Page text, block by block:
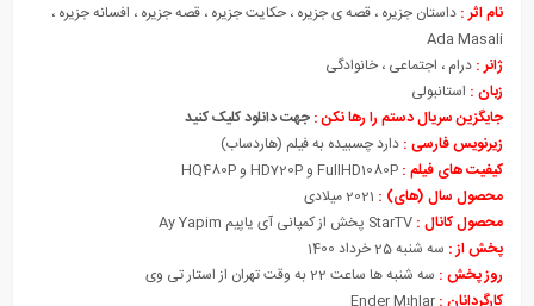
نام اثر :داستان جزیره ، قصه ی جزیره ، حکایت جزیره ، قصه جزیره ، افسانه جزیره ،
Ada Masali
ژانر : درام ، اجتماعی ، خانوادگی
زبان : استانبولی
جایگزین سریال دستم را رها نکن : جهت دانلود کلیک کنید
زیرنویس فارسی :دارد چسبیده به فیلم (هاردساب)
کیفیت های فیلم :FullHD1080P و HD720P و HQ480P
محصول سال (های) :
محصول کانال : StarTV پخش از کمپانی آی یاپیم Ay Yapim
پخش از : سه شنبه 25 خرداد 1400
روز پخش : سه شنبه ها ساعت 22 به وقت تهران از استار تی وی